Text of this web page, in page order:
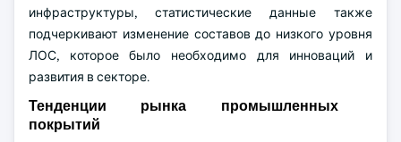
инфраструктуры, статистические данные также
подчеркивают изменение составов до низкого уровня
ЛОС, которое было необходимо для инноваций и
развития в секторе.
Тенденции рынка промышленных
покрытий